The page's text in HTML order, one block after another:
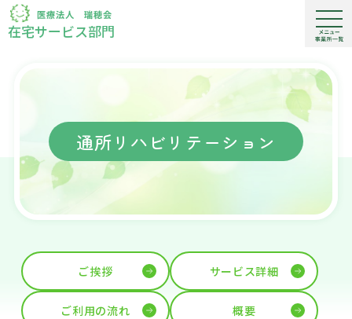
通所リハビリテーション
ご挨拶 サービス詳細
ご利用の流れ 概要
在宅サービス部門